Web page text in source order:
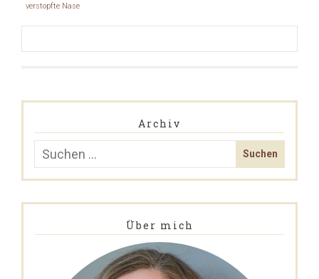
verstopfte Nase
Archiv
Über mich